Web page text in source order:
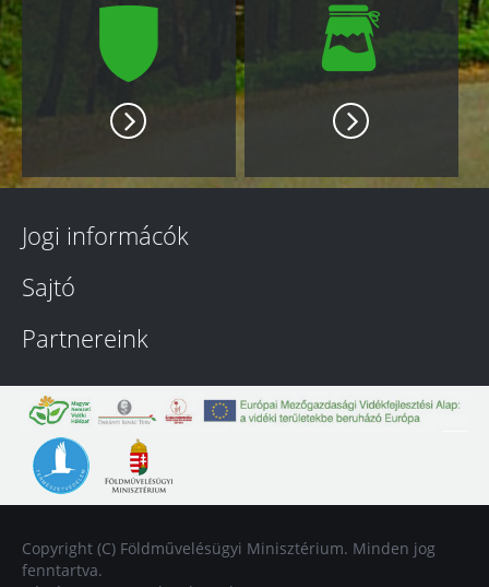
Jogi informácók
Sajtó
Partnereink
Copyright (C) Földművelésügyi Minisztérium. Minden jog
fenntartva.